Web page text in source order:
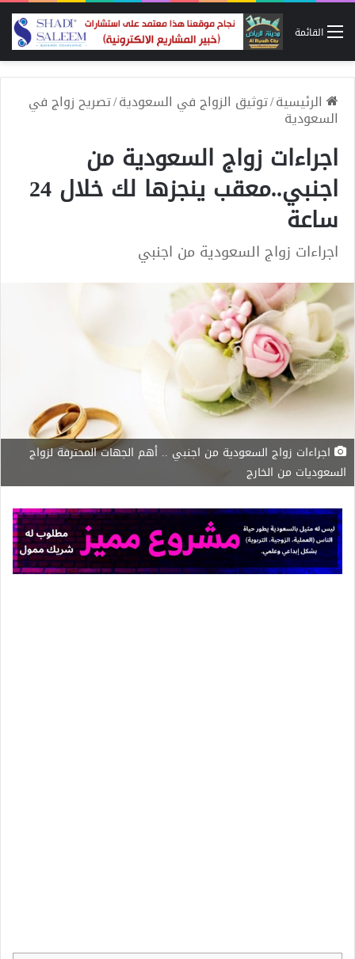
القائمة
الرئيسية/توثيق الزواج في السعودية/تصريح زواج في
السعودية
اجراءات زواج السعودية من
اجنبي..معقب ينجزها لك خلال 24
ساعة
اجراءات زواج السعودية من اجنبي
اجراءات زواج السعودية من اجنبي .. أهم الجهات المحترفة لزواج
السعوديات من الخارج